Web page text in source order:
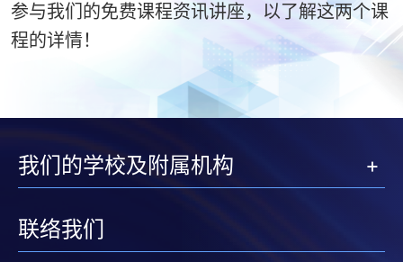
参与我们的免费课程资讯讲座，以了解这两个课
程的详情！
我们的学校及附属机构
联络我们